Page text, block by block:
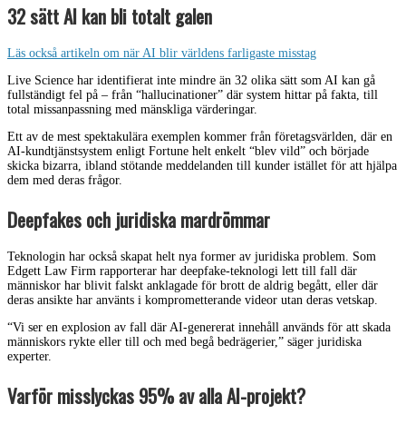
32 sätt AI kan bli totalt galen
Läs också artikeln om när AI blir världens farligaste misstag
Live Science har identifierat inte mindre än 32 olika sätt som AI kan gå
fullständigt fel på – från “hallucinationer” där system hittar på fakta, till
total missanpassning med mänskliga värderingar.
Ett av de mest spektakulära exemplen kommer från företagsvärlden, där en
AI-kundtjänstsystem enligt Fortune helt enkelt “blev vild” och började
skicka bizarra, ibland stötande meddelanden till kunder istället för att hjälpa
dem med deras frågor.
Deepfakes och juridiska mardrömmar
Teknologin har också skapat helt nya former av juridiska problem. Som
Edgett Law Firm rapporterar har deepfake-teknologi lett till fall där
människor har blivit falskt anklagade för brott de aldrig begått, eller där
deras ansikte har använts i komprometterande videor utan deras vetskap.
“Vi ser en explosion av fall där AI-genererat innehåll används för att skada
människors rykte eller till och med begå bedrägerier,” säger juridiska
experter.
Varför misslyckas 95% av alla AI-projekt?